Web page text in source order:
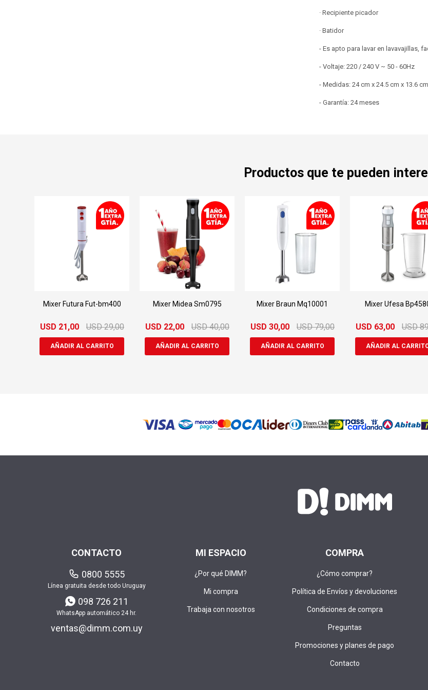
· Recipiente picador
· Batidor
- Es apto para lavar en lavavajillas,
- Voltaje: 220 / 240 V ~ 50 - 60Hz
- Medidas: 24 cm x 24.5 cm x 13.6
- Garantía: 24 meses
Productos que te pueden
Mixer Futura Fut-bm400
USD 21,00 USD 29,00
Mixer Midea Sm0795
USD 22,00 USD 40,00
Mixer Braun Mq10001
USD 30,00 USD 79,00
Mixer Ufesa
USD 63,00 USD
MI ESPACIO
¿Por qué DIMM?
Mi compra
Trabaja con nosotros
COMPRA
¿Cómo comprar?
Política de Envíos y devoluciones
Condiciones de compra
Preguntas
Promociones y planes de pago
Contacto
CONTACTO
0800 5555
Línea gratuita desde todo Uruguay
098 726 211
WhatsApp automático 24 hr.
ventas@dimm.com.uy